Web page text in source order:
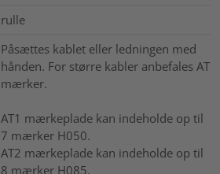
rulle
Påsættes kablet eller ledningen med
hånden. For større kabler anbefales AT
mærker.
AT1 mærkeplade kan indeholde op til
7 mærker H050.
AT2 mærkeplade kan indeholde op til
8 mærker H085.